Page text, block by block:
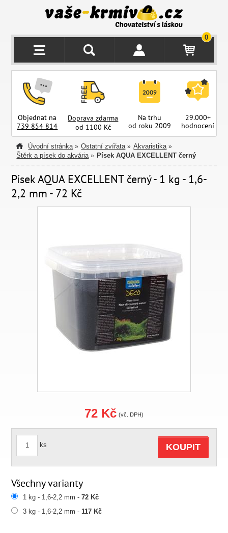
0
Objednat na
739 854 814
Doprava zdarma
od 1100 Kč
Na trhu
od roku 2009
29.000+
hodnocení
Úvodní stránka » Ostatní zvířata » Akvaristika »
Štěrk a písek do akvária » Písek AQUA EXCELLENT černý
Písek AQUA EXCELLENT černý - 1 kg - 1,6-
2,2 mm - 72 Kč
72 Kč (vč. DPH)
ks KOUPIT
Všechny varianty
1 kg - 1,6-2,2 mm -72 Kč
3 kg - 1,6-2,2 mm -117 Kč